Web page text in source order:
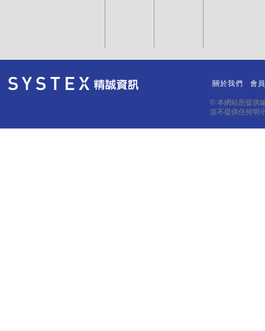
關於我們 會
© 本網站所提供
並不提供任何明